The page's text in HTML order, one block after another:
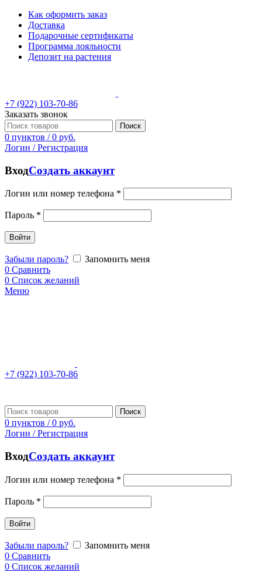
Как оформить заказ
Доставка
Подарочные сертификаты
Программа лояльности
Депозит на растения
+7 (922) 103-70-86
Заказать звонок
Поиск
0 пунктов / 0 руб.
Логин / Регистрация
ВходСоздать аккаунт
Логин или номер телефона *
Пароль *
Войти
Забыли пароль?
Запомнить меня
0 Сравнить
0 Список желаний
Меню
+7 (922) 103-70-86
Поиск
0 пунктов / 0 руб.
Логин / Регистрация
ВходСоздать аккаунт
Логин или номер телефона *
Пароль *
Войти
Забыли пароль?
Запомнить меня
0 Сравнить
0 Список желаний